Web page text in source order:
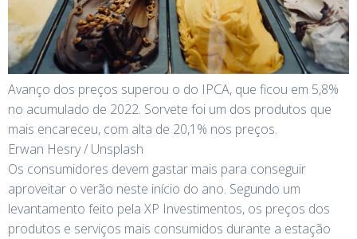
Avanço dos preços superou o do IPCA, que ficou em 5,8%
no acumulado de 2022. Sorvete foi um dos produtos que
mais encareceu, com alta de 20,1% nos preços.
Erwan Hesry / Unsplash
Os consumidores devem gastar mais para conseguir
aproveitar o verão neste início do ano. Segundo um
levantamento feito pela XP Investimentos, os preços dos
produtos e serviços mais consumidos durante a estação